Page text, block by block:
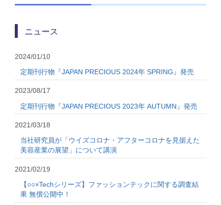
ニュース
2024/01/10
定期刊行物『JAPAN PRECIOUS 2024年 SPRING』発売
2023/08/17
定期刊行物『JAPAN PRECIOUS 2023年 AUTUMN』発売
2021/03/18
当社研究員が「ウイズコロナ・アフターコロナを見据えた
美容産業の展望」について講演
2021/02/19
【○○×Techシリーズ】ファッションテックに関する調査結
果 無償公開中！